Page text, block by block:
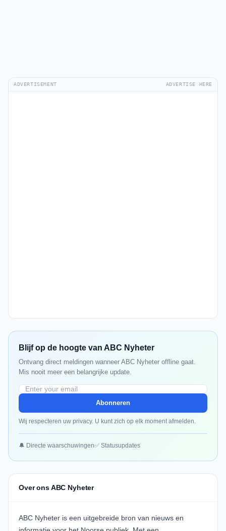
ADVERTISEMENT ADVERTISE HERE
Blijf op de hoogte van ABC Nyheter
Ontvang direct meldingen wanneer ABC Nyheter offline gaat.
Mis nooit meer een belangrijke update.
Abonneren
Wij respecteren uw privacy. U kunt zich op elk moment afmelden.
🔔 Directe waarschuwingen✅ Statusupdates
Over ons ABC Nyheter
ABC Nyheter is een uitgebreide bron van nieuws en